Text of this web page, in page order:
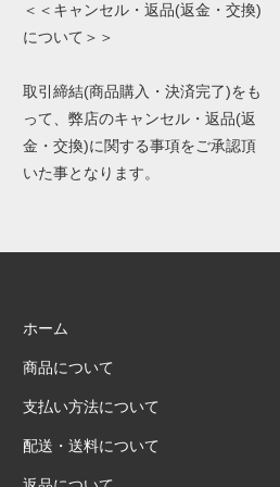
＜＜キャンセル・返品(返金・交換)
について＞＞
取引締結(商品購入・決済完了)をも
って、弊店のキャンセル・返品(返
金・交換)に関する事項をご承認頂
いた事となります。
ホーム
商品について
支払い方法について
配送・送料について